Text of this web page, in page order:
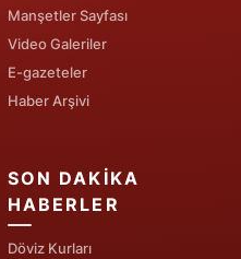
Manşetler Sayfası
Video Galeriler
E-gazeteler
Haber Arşivi
SON DAKIKA
HABERLER
Döviz Kurları